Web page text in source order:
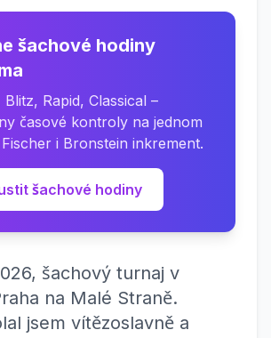
šachové hodiny
Blitz, Rapid, Classical –
časové kontroly na jednom
i Bronstein inkrement.
šachové hodiny
šachový turnaj v
na Malé Straně.
jsem vítězoslavně a